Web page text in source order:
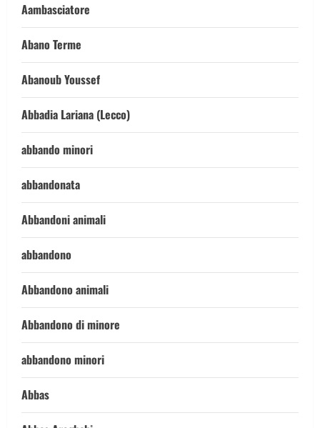
Aambasciatore
Abano Terme
Abanoub Youssef
Abbadia Lariana (Lecco)
abbando minori
abbandonata
Abbandoni animali
abbandono
Abbandono animali
Abbandono di minore
abbandono minori
Abbas